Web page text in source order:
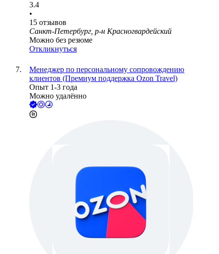
3.4
•
15 отзывов
Санкт-Петербург, р-н Красногвардейский
Можно без резюме
Откликнуться
Менеджер по персональному сопровождению
клиентов (Премиум поддержка Ozon Travel)
Опыт 1-3 года
Можно удалённо